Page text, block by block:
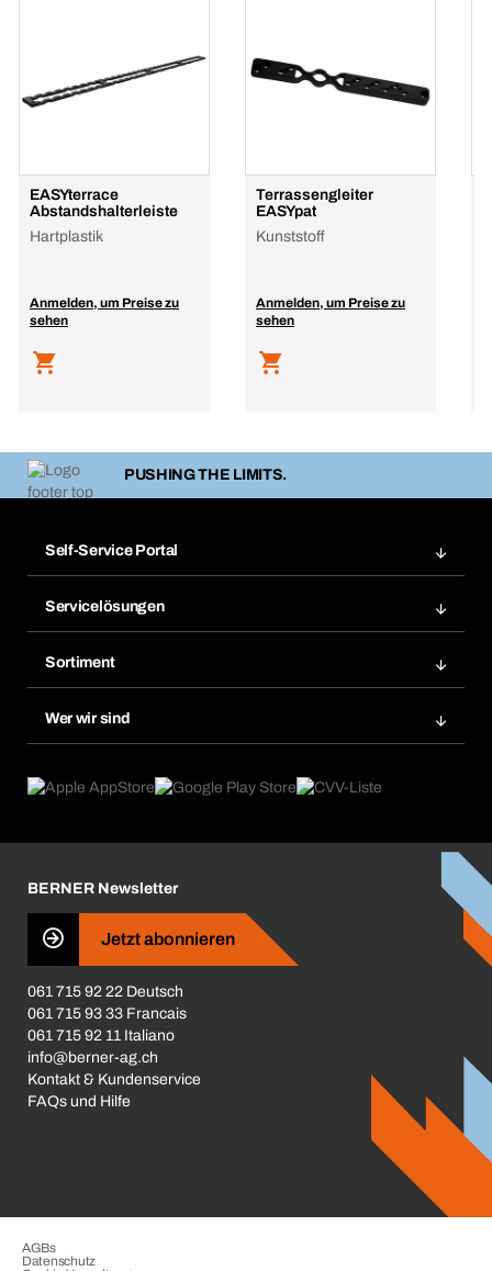
EASYterrace
Abstandshalterleiste
Hartplastik
Anmelden, um Preise zu
sehen
Terrassengleiter
EASYpat
Kunststoff
Anmelden, um Preise zu
sehen
PUSHING THE LIMITS.
Self-Service Portal
Merklisten
Nachbestellung
Dauerauftrag
Servicelösungen
Gefahrenstoffdatenbank
eProcurement
Produktfinder
Sortiment
Wer wir sind
Was uns antreibt
Business Conduct
BERNER Newsletter
Jetzt abonnieren
061 715 92 22 Deutsch
061 715 93 33 Francais
061 715 92 11 Italiano
info@berner-ag.ch
Kontakt & Kundenservice
FAQs und Hilfe
AGBs
Datenschutz